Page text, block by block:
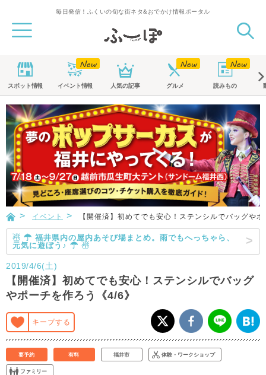
毎日発信！ふくいの旬な街ネタ&おでかけ情報ポータル
スポット情報 イベント情報 人気の記事 グルメ 読みもの
イベント 【開催済】初めてでも安心！ステンシルでバッグや
☃ ☂ 福井県内の屋内あそび場まとめ。雨でもへっちゃら、
元気に遊ぼう♪ ☂ ☃
2019/4/6(土)
【開催済】初めてでも安心！ステンシルでバッグ
やポーチを作ろう《4/6》
キープする
要予約 有料 福井市 体験・ワークショップ
ファミリー